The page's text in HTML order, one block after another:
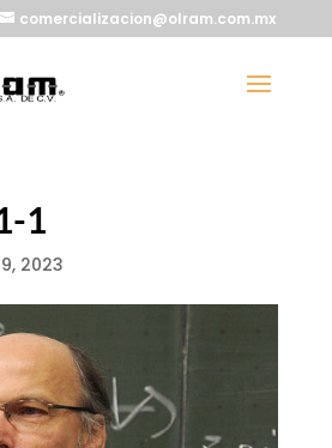
comercializacion@olram.com.mx
1
2023